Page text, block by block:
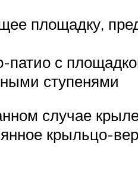
площадку,
с
ступенями
случае
крыльцо-